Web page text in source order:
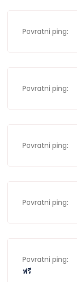
Povratni ping:
Povratni ping:
Povratni ping:
Povratni ping:
Povratni ping:
ฟรี